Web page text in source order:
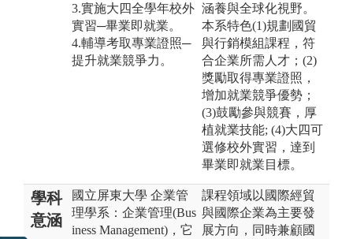
3.實施大四全學年校外
實習─畢業即就業。
4.輔導考取專業證照─
提升就業競爭力。
涵養與全球化視野。
本系特色(1)規劃國貿
與行銷模組課程，符
合企業所需人才；(2)
獎勵取得專業證照，
增加就業競爭優勢；
(3)鼓勵參與競賽，厚
植就業技能; (4)大四可
選修校外實習，達到
畢業即就業目標。
學科
意涵
國立屏東大學 企業管
理學系：企業管理(Bus
iness Management)，它
課程領域以國際經貿
與國際企業為主要發
展方向，同時兼顧國